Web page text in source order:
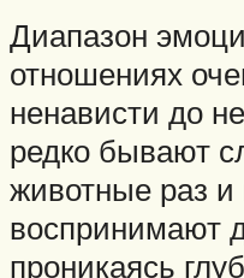
Диапазон
отношениях
ненависти до
редко бывают
животные раз и
воспринимают
проникаясь